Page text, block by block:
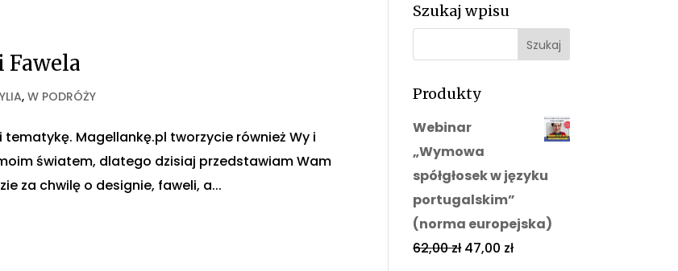
Fawela
,W PODRÓŻY
Magellankę.pl tworzycie również Wy i
światem, dlatego dzisiaj przedstawiam Wam
za chwilę o designie, faweli, a...
Szukaj wpisu
Produkty
Webinar
„Wymowa
spółgłosek w języku
portugalskim”
(norma europejska)
62,00zł 47,00 zł